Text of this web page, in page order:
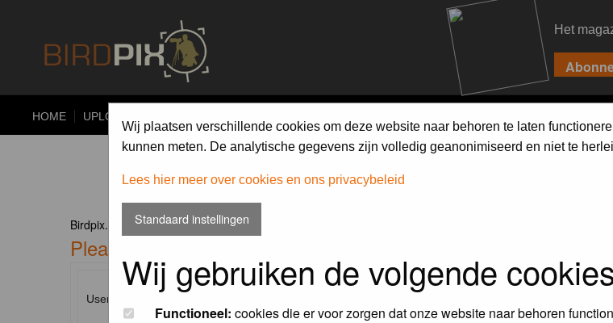
Het
HOME UPLOAD
Wij plaatsen verschillende cookies om deze website naar behoren te laten
kunnen meten. De analytische gegevens zijn volledig geanonimiseerd en niet te
Lees hier meer over cookies en ons privacybeleid
Standaard instellingen
Wij gebruiken de volgende
Functioneel: cookies die er voor zorgen dat onze website naar behoren
Birdpix.nl Forum Index
Please enter your username and password to log in.
Username: